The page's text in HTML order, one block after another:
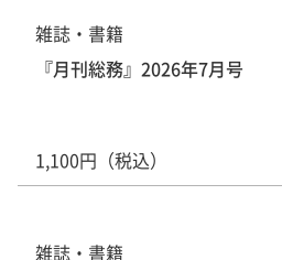
雑誌・書籍
『月刊総務』2026年7月号
1,100円（税込）
雑誌・書籍